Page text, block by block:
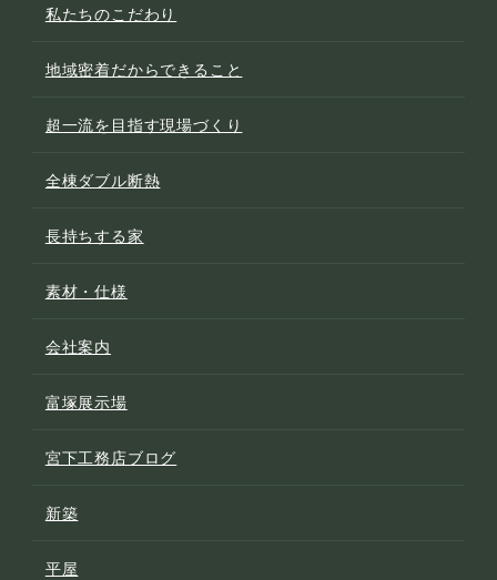
私たちのこだわり
地域密着だからできること
超一流を目指す現場づくり
全棟ダブル断熱
長持ちする家
素材・仕様
会社案内
富塚展示場
宮下工務店ブログ
新築
平屋